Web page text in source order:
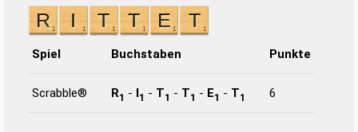
Spiel Buchstaben Punkte
Scrabble® R1 - I1 - T1 - T1 - E1 - T1 6